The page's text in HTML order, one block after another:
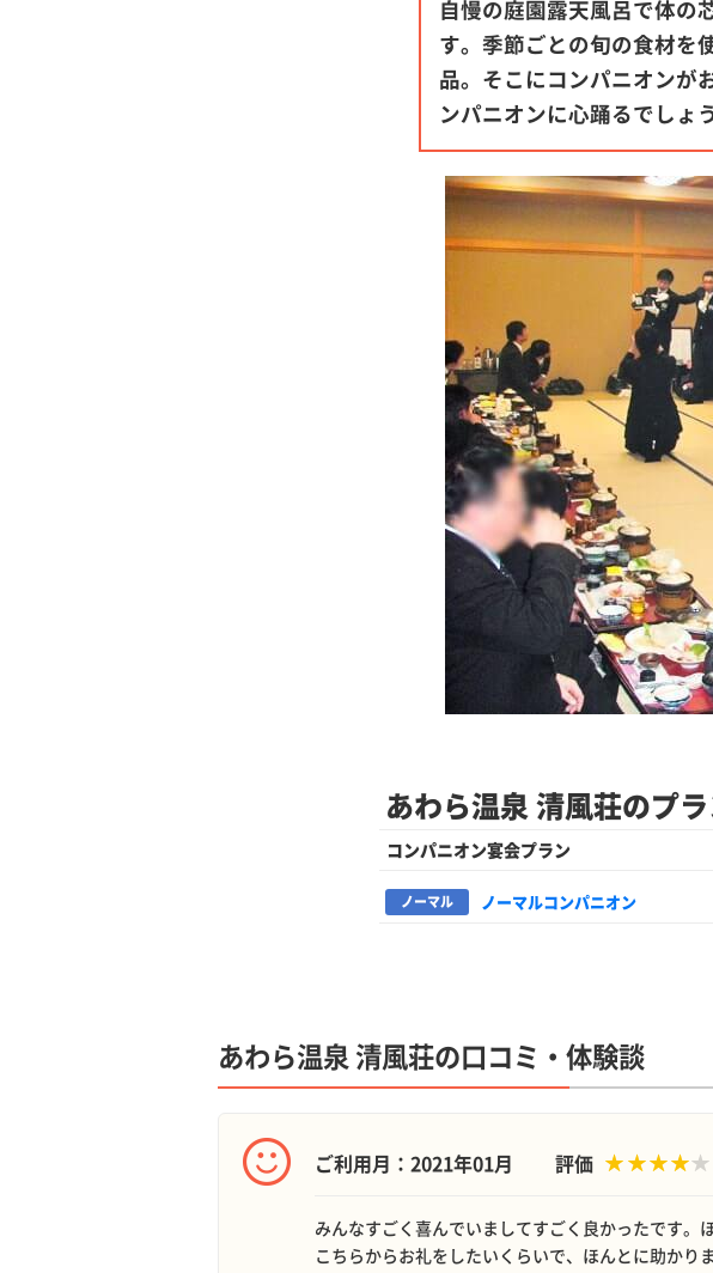
自慢の庭園露天風呂で体の
す。季節ごとの旬の食材を
品。そこにコンパニオンが
ンパニオンに心踊るでしょう
あわら温泉 清風荘のプ
コンパニオン宴会プラン
ノーマル ノーマルコンパニオン
あわら温泉 清風荘の口コミ・体験談
ご利用月：2021年01月 評価
みんなすごく喜んでいましてすごく良かったです。
こちらからお礼をしたいくらいで、ほんとに助かりま